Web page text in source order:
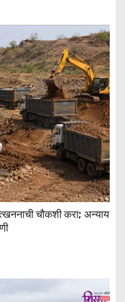
चौकशी करा; अन्याय